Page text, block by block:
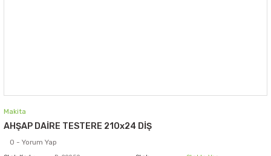
Makita
AHŞAP DAİRE TESTERE 210x24 DİŞ
0 - Yorum Yap